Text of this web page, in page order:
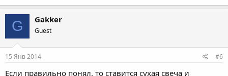
G Gakker
Guest
15 Янв 2014 #6
Если правильно понял, то ставится сухая свеча и